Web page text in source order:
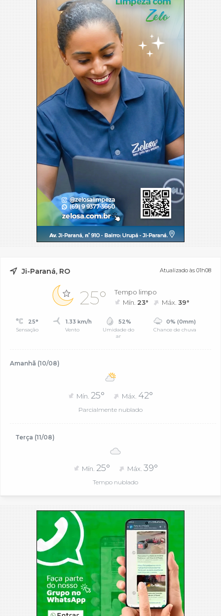
Ji-Paraná, RO Atualizado às 01h08
25°
Tempo limpo
Mín. 23° Máx.39°
25°
Sensação
1.33 km/h
Vento
52%
Umidade do
ar
0% (0mm)
Chance de chuva
Amanhã (10/08)
Mín. 25° Máx. 42°
Parcialmente nublado
Terça (11/08)
Mín. 25° Máx. 39°
Tempo nublado